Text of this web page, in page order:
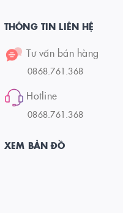
THÔNG TIN LIÊN HỆ
Tư vấn bán hàng
0868.761.368
Hotline
0868.761.368
XEM BẢN ĐỒ